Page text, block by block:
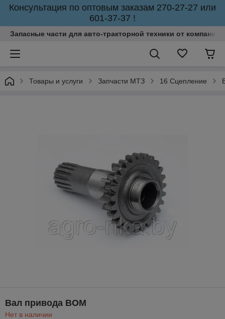
Консультация по оптовым заказам 270-27-27 или
601-37-37 !
Запасные части для авто-тракторной техники от
Товары и услуги Запчасти МТЗ 16 Сцепление
Вал привода ВОМ
Нет в наличии